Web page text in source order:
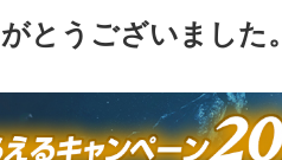
とうございました。